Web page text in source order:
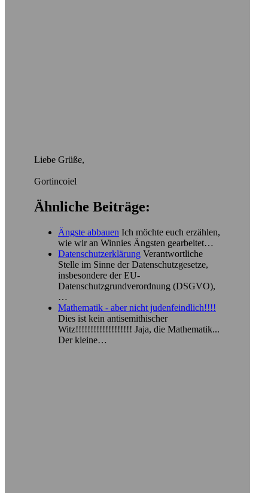
Liebe Grüße,
Gortincoiel
Ähnliche Beiträge:
Ängste abbauen Ich möchte euch erzählen,
wie wir an Winnies Ängsten gearbeitet…
Datenschutzerklärung Verantwortliche
Stelle im Sinne der Datenschutzgesetze,
insbesondere der EU-
Datenschutzgrundverordnung (DSGVO),
…
Mathematik - aber nicht judenfeindlich!!!!
Dies ist kein antisemithischer
Witz!!!!!!!!!!!!!!!!!!! Jaja, die Mathematik...
Der kleine…